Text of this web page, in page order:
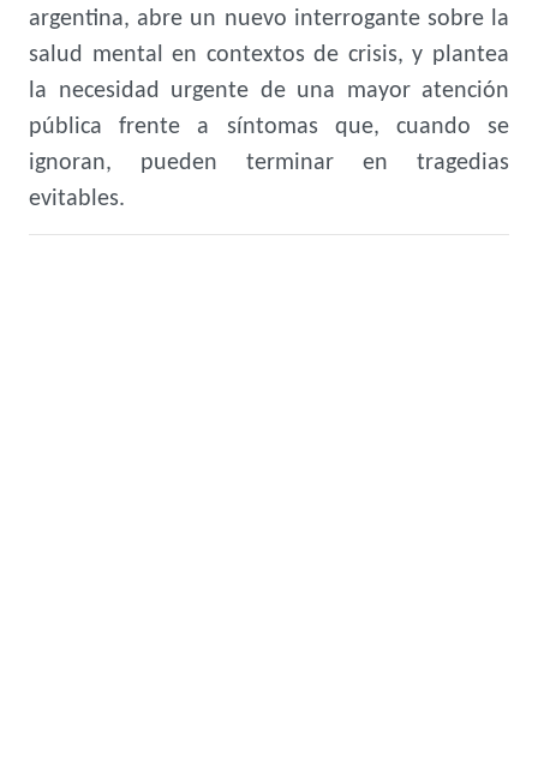
argentina, abre un nuevo interrogante sobre la
salud mental en contextos de crisis, y plantea
la necesidad urgente de una mayor atención
pública frente a síntomas que, cuando se
ignoran, pueden terminar en tragedias
evitables.